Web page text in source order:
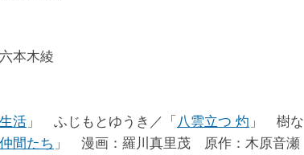
本木綾
活 」 ふじもとゆうき／「 八雲立つ 灼 」 樹な
間たち 」 漫画：羅川真里茂 原作：木原音瀬